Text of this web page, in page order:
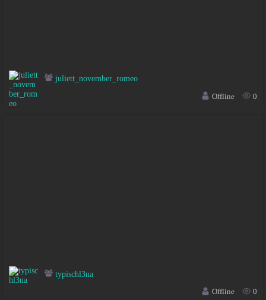
juliett_november_romeo
Offline
0
typischl3na
Offline
0